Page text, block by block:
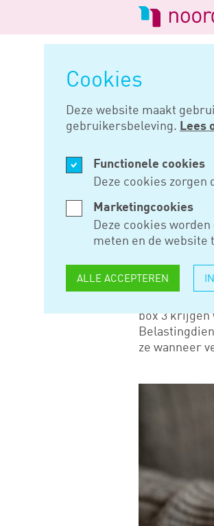
Cookies
Deze website maakt
gebruikersbeleving. Lees
Functionele cookies
Deze cookies
Marketingcookies
Deze cookies
meten en de website
ALLE ACCEPTEREN
Logo
van
Noord
Negentig
JUL 22, 2024
IN
box 3 krijgen
ze wanneer